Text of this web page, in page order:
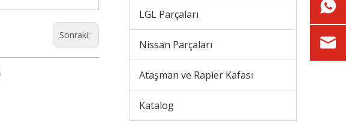
Sonraki:
LGL Parçaları
Nissan Parçaları
Ataşman ve Rapier Kafası
Katalog